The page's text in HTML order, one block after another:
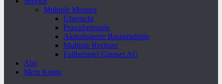
Multiple Monitor
Übersicht
Praxisbeispiele
Aktualisierter Basismultiple
Multiple Rechner
Fallbeispiel Gigaset AG
Abo
Mein Konto